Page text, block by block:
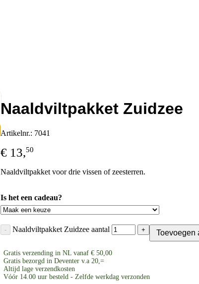
Naaldviltpakket Zuidzee
Artikelnr.: 7041
€ 13,50
Naaldviltpakket voor drie vissen of zeesterren.
Is het een cadeau?
- Naaldviltpakket Zuidzee aantal + Toevoegen
Gratis verzending in NL vanaf € 50,00
Gratis bezorgd in Deventer v.a 20,=
Altijd lage verzendkosten
Vóór 14.00 uur besteld - Zelfde werkdag verzonden